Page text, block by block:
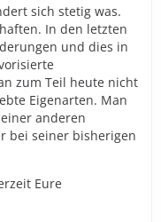
sich stetig was.
In den letzten
und dies in
zum Teil heute nicht
Eigenarten. Man
anderen
bei seiner bisherigen
Eure